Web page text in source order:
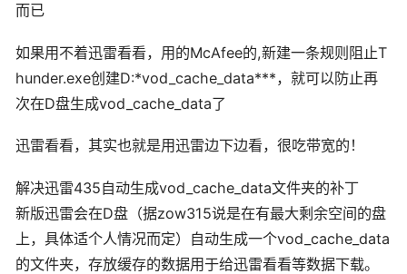
而已
如果用不着迅雷看看，用的McAfee的,新建一条规则阻止T
hunder.exe创建D:*vod_cache_data***，就可以防止再
次在D盘生成vod_cache_data了
迅雷看看，其实也就是用迅雷边下边看，很吃带宽的！
解决迅雷435自动生成vod_cache_data文件夹的补丁
新版迅雷会在D盘（据zow315说是在有最大剩余空间的盘
上，具体适个人情况而定）自动生成一个vod_cache_data
的文件夹，存放缓存的数据用于给迅雷看看等数据下载。